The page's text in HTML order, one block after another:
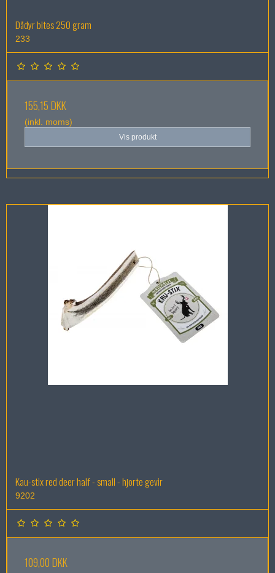
Dådyr bites 250 gram
233
155,15 DKK
(inkl. moms)
Vis produkt
Kau-stix red deer half - small - hjorte gevir
9202
109,00 DKK